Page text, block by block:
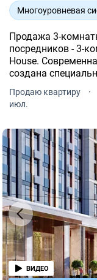
Многоуровневая
Продажа 3-
посредников - 3-
House. Современная планировка площадью - 115.2 м²
создана специально
расположена на 9
Продаю квартиру ·
июл.
ВИДЕО